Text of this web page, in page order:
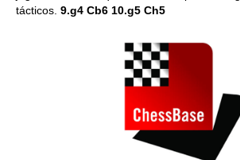
tácticos. 9.g4 Cb6 10.g5 Ch5